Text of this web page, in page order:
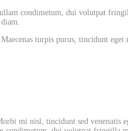
condimetum, dui volutpat
turpis purus, tincidunt
mi nisl, tincidunt sed venenatis